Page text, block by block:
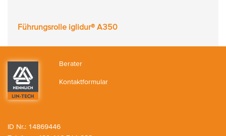
Führungsrolle iglidur® A350
Berater
Kontaktformular
ID Nr.: 14869446